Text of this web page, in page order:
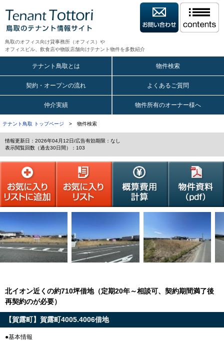
鳥取のオフィス向け貸事務所（オフィス）や
オフィスビル、飲食店や物販店舗向けテナント物件を多数紹介
テナント鳥取とは 物件検索
契約・オープンの流れ よくあるご質問
仲介実績 物件所有のオーナー様へ
テナント鳥取 トップページ > 物件検索
情報更新日：2026年04月12日/広告有効期限：なし
表示閲覧回数（過去30日間）：103
北イオン近くの約710坪借地（定期20年～相談可、契約期間満了後
再契約のが必要）
【賀露町】賀露町4005.4006借地
●基本情報